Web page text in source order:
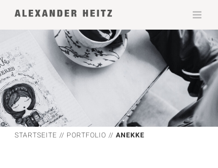
Inhalt
springen
STARTSEITE PORTFOLIO ANEKKE